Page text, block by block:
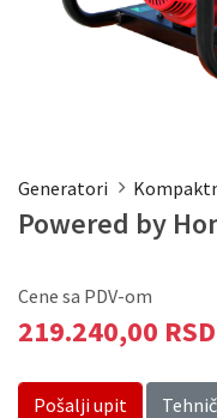
Generatori
Powered by
Cene sa PDV-om
219.240,00 RSD
Pošalji upit